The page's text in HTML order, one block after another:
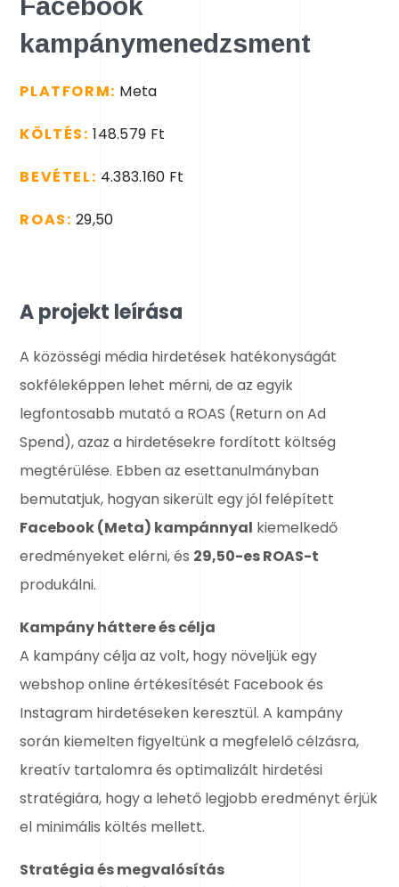
kampánymenedzsment
PLATFORM: Meta
KÖLTÉS:148.579 Ft
BEVÉTEL: 4.383.160 Ft
ROAS:29,50
A projekt leírása
A közösségi média hirdetések hatékonyságát
sokféleképpen lehet mérni, de az egyik
legfontosabb mutató a ROAS (Return on Ad
Spend), azaz a hirdetésekre fordított költség
megtérülése. Ebben az esettanulmányban
bemutatjuk, hogyan sikerült egy jól felépített
Facebook (Meta) kampánnyal kiemelkedő
eredményeket elérni, és 29,50-es ROAS-t
produkálni.
Kampány háttere és célja
A kampány célja az volt, hogy növeljük egy
webshop online értékesítését Facebook és
Instagram hirdetéseken keresztül. A kampány
során kiemelten figyeltünk a megfelelő célzásra,
kreatív tartalomra és optimalizált hirdetési
stratégiára, hogy a lehető legjobb eredményt érjük
el minimális költés mellett.
Stratégia és megvalósítás